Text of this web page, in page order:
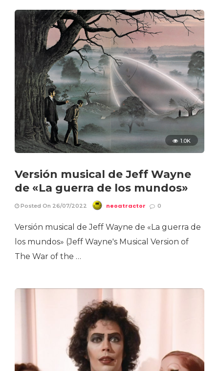
1.0K
Versión musical de Jeff Wayne
de «La guerra de los mundos»
Posted On 26/07/2022 neoatractor 0
Versión musical de Jeff Wayne de «La guerra de
los mundos» (Jeff Wayne's Musical Version of
The War of the …